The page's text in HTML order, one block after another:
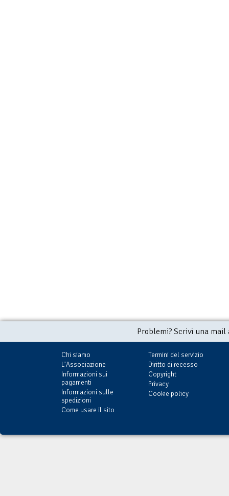
Problemi? Scrivi una
Chi siamo
L'Associazione
Informazioni sui
pagamenti
Informazioni sulle
spedizioni
Come usare il sito
Termini del servizio
Diritto di recesso
Copyright
Privacy
Cookie policy